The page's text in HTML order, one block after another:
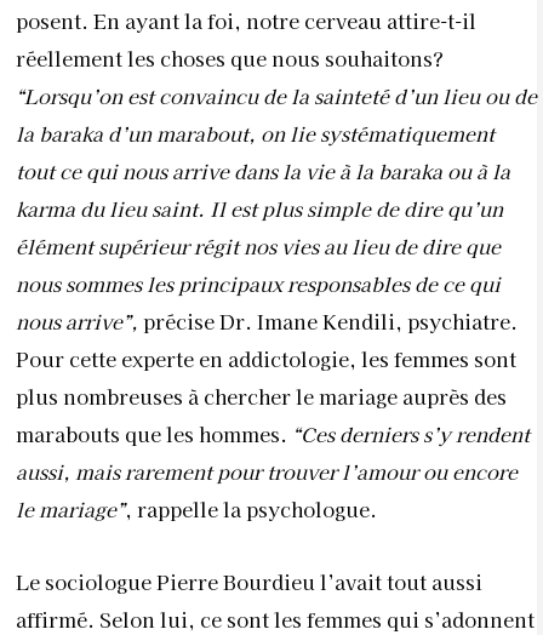
posent. En ayant la foi, notre cerveau attire-t-il
réellement les choses que nous souhaitons?
“Lorsqu’on est convaincu de la sainteté d’un lieu ou de
la baraka d’un marabout, on lie systématiquement
tout ce qui nous arrive dans la vie à la baraka ou à la
karma du lieu saint. Il est plus simple de dire qu’un
élément supérieur régit nos vies au lieu de dire que
nous sommes les principaux responsables de ce qui
nous arrive”, précise Dr. Imane Kendili, psychiatre.
Pour cette experte en addictologie, les femmes sont
plus nombreuses à chercher le mariage auprès des
marabouts que les hommes. “Ces derniers s’y rendent
aussi, mais rarement pour trouver l’amour ou encore
le mariage”, rappelle la psychologue.
Le sociologue Pierre Bourdieu l’avait tout aussi
affirmé. Selon lui, ce sont les femmes qui s’adonnent